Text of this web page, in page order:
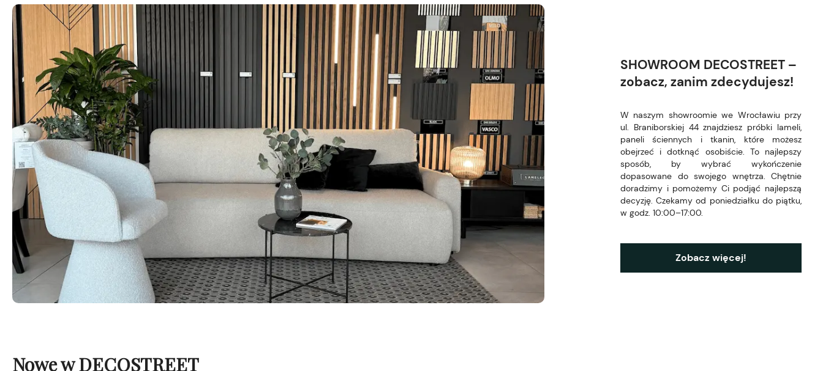
SHOWROOM DECOSTREET –
zobacz, zanim zdecydujesz!
W naszym showroomie we Wrocławiu przy
ul. Braniborskiej 44 znajdziesz próbki lameli,
paneli ściennych i tkanin, które możesz
obejrzeć i dotknąć osobiście. To najlepszy
sposób, by wybrać wykończenie
dopasowane do swojego wnętrza. Chętnie
doradzimy i pomożemy Ci podjąć najlepszą
decyzję. Czekamy od poniedziałku do piątku,
w godz. 10:00–17:00.
Zobacz więcej!
Nowe w DECOSTREET